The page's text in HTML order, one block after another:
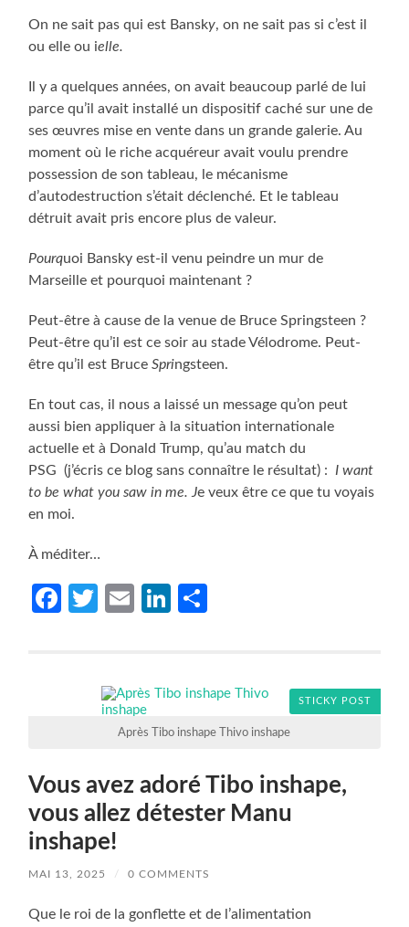
On ne sait pas qui est Bansky, on ne sait pas si c’est il
ou elle ou ielle.
Il y a quelques années, on avait beaucoup parlé de lui
parce qu’il avait installé un dispositif caché sur une de
ses œuvres mise en vente dans un grande galerie. Au
moment où le riche acquéreur avait voulu prendre
possession de son tableau, le mécanisme
d’autodestruction s’était déclenché. Et le tableau
détruit avait pris encore plus de valeur.
Pourquoi Bansky est-il venu peindre un mur de
Marseille et pourquoi maintenant ?
Peut-être à cause de la venue de Bruce Springsteen ?
Peut-être qu’il est ce soir au stade Vélodrome. Peut-
être qu’il est BruceSpringsteen.
En tout cas, il nous a laissé un message qu’on peut
aussi bien appliquer à la situation internationale
actuelle et à Donald Trump, qu’au match du
PSG (j’écris ce blog sans connaître le résultat) : I want
to be what you saw in me. Je veux être ce que tu voyais
en moi.
À méditer…
Facebook
Twitter
EmailLinkedIn
STICKY POST
Après Tibo inshape Thivo inshape
Vous avez adoré Tibo inshape,
vous allez détester Manu
inshape!
MAI 13, 2025 / 0 COMMENTS
Que le roi de la gonflette et de l’alimentation